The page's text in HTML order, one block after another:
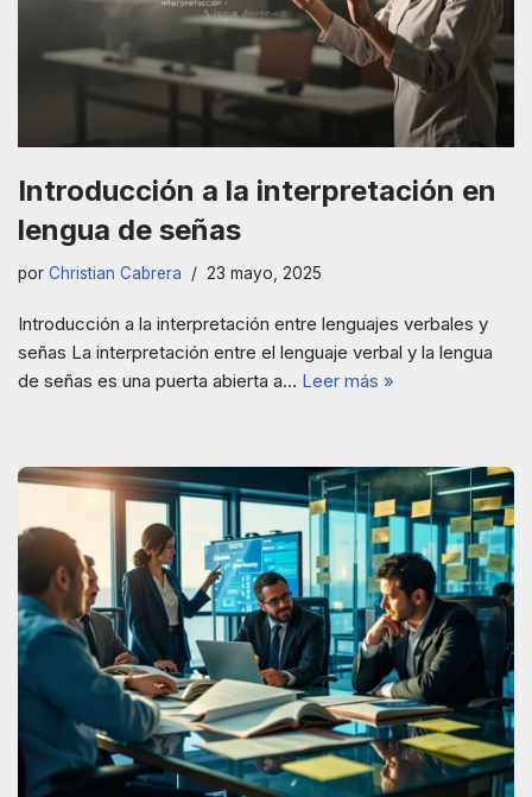
Introducción a la interpretación en
lengua de señas
por Christian Cabrera 23 mayo, 2025
Introducción a la interpretación entre lenguajes verbales y
señas La interpretación entre el lenguaje verbal y la lengua
de señas es una puerta abierta a… Leer más »